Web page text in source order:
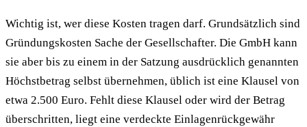
Wichtig ist, wer diese Kosten tragen darf. Grundsätzlich sind
Gründungskosten Sache der Gesellschafter. Die GmbH kann
sie aber bis zu einem in der Satzung ausdrücklich genannten
Höchstbetrag selbst übernehmen, üblich ist eine Klausel von
etwa 2.500 Euro. Fehlt diese Klausel oder wird der Betrag
überschritten, liegt eine verdeckte Einlagenrückgewähr